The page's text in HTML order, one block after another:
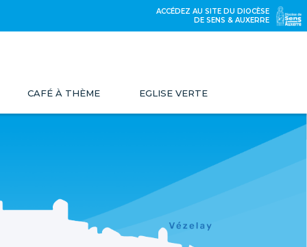
ACCÉDEZ AU SITE DU DIOCÈSE
DE SENS & AUXERRE
CAFÉ À THÈME EGLISE VERTE